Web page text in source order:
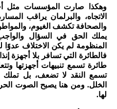
وهكذا صارت المؤسسات مثل
الاتجاه، والبرلمان يراقب
والصحافة تكشف الغيوم،
يملك الحق في السؤال
المنظومة لم يكن الاختلاف
فالطائرة التي تسافر بلا أجهزة
طائرة تسمع تنبيهات أجهزتها
تسمع النقد لا تضعف، بل
الخلل. ومن هنا يصبح الصوت
لها.